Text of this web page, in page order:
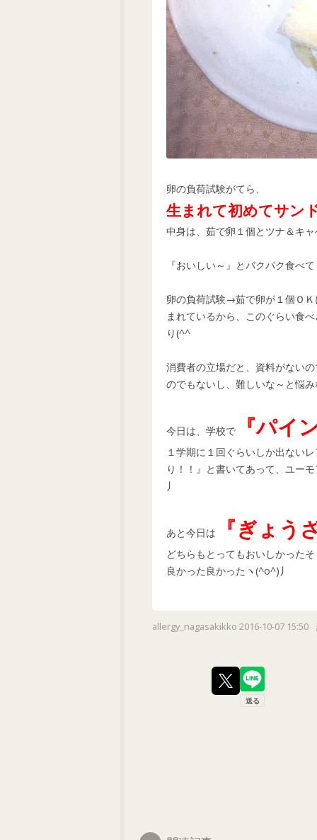
卵の負荷試験がてら、
生まれて初めてサン
中身は、茹で卵１個とツナ＆キ
『おいしい～』とパクパク食べ
卵の負荷試験→茹で卵が１個Ｏ
まれているから、このぐらい食
り(^^ゞ
消費者の立場だと、資料がない
のでもないし、難しいな～と悩
今日は、学校で 『パイ
１学期に１回ぐらいしか出ない
り！！』と書いてあって、ユー
丿
あと今日は 『ぎょう
どちらもとってもおいしかった
良かった良かったヽ(^o^)丿
allergy_nagasakikko 2016-10-07 15:50